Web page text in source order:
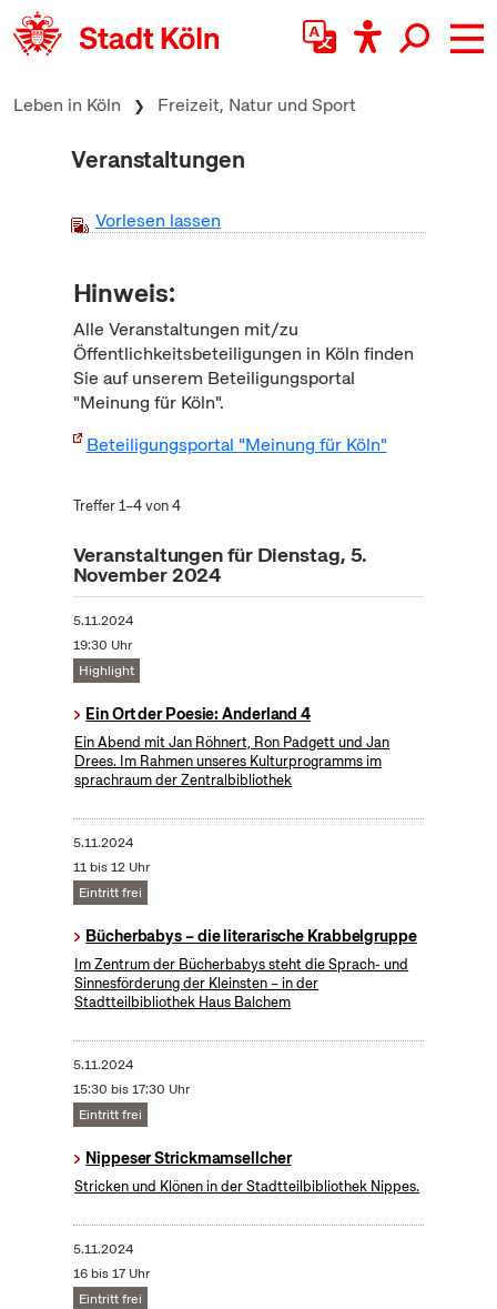
zum Inhalt springen
Leben in Köln Freizeit, Natur und Sport
Veranstaltungen
Vorlesen lassen
Hinweis:
Alle Veranstaltungen mit/zu
Öffentlichkeitsbeteiligungen in Köln finden
Sie auf unserem Beteiligungsportal
"Meinung für Köln".
Beteiligungsportal "Meinung für Köln"
Treffer 1–4 von 4
Veranstaltungen für Dienstag, 5.
November 2024
5.11.2024
19:30 Uhr
Highlight
Ein Ort der Poesie: Anderland 4
Ein Abend mit Jan Röhnert, Ron Padgett und Jan
Drees. Im Rahmen unseres Kulturprogramms im
sprachraum der Zentralbibliothek
5.11.2024
11 bis 12 Uhr
Eintritt frei
Bücherbabys – die literarische Krabbelgruppe
Im Zentrum der Bücherbabys steht die Sprach- und
Sinnesförderung der Kleinsten – in der
Stadtteilbibliothek Haus Balchem
5.11.2024
15:30 bis 17:30 Uhr
Eintritt frei
Nippeser Strickmamsellcher
Stricken und Klönen in der Stadtteilbibliothek Nippes.
5.11.2024
16 bis 17 Uhr
Eintritt frei